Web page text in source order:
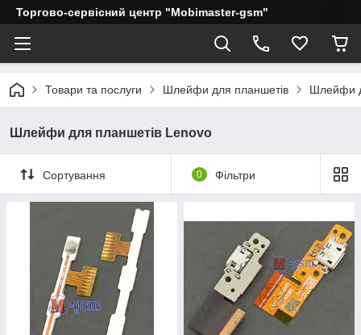
Торгово-сервісний центр "Mobimaster-gsm"
Товари та послуги Шлейфи для планшетів Шлейфи
Шлейфи для планшетів Lenovo
Сортування 0 Фільтри